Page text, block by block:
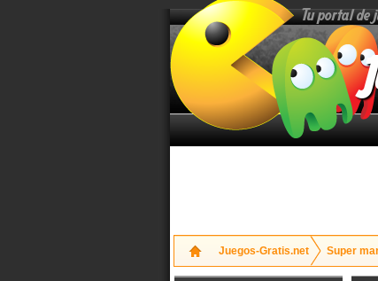
Tu portal de
Juegos-Gratis.net Super